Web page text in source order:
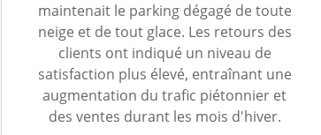
maintenait le parking dégagé de toute
neige et de tout glace. Les retours des
clients ont indiqué un niveau de
satisfaction plus élevé, entraînant une
augmentation du trafic piétonnier et
des ventes durant les mois d'hiver.